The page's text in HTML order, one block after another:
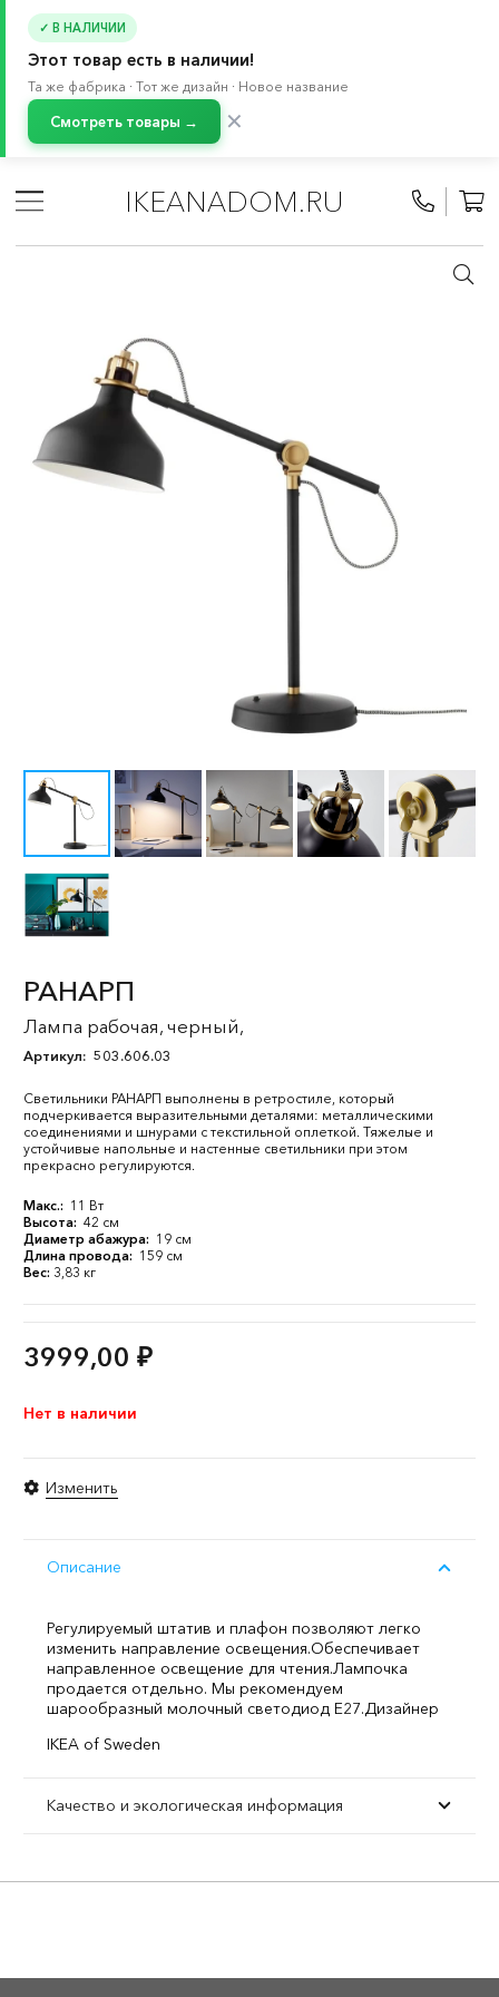
✓ В НАЛИЧИИ
Этот товар есть в наличии!
Та же фабрика · Тот же дизайн · Новое название
Смотреть товары → ✕
IKEANADOM.RU
/
Настольные лампы
РАНАРП
Лампа рабочая, черный,
Артикул: 503.606.03
Светильники РАНАРП выполнены в ретростиле, который
подчеркивается выразительными деталями: металлическими
соединениями и шнурами с текстильной оплеткой. Тяжелые и
устойчивые напольные и настенные светильники при этом
прекрасно регулируются.
Макс.: 11 Вт
Высота: 42 см
Диаметр абажура: 19 см
Длина провода: 159 см
Вес: 3,83 кг
3999,00 ₽
Нет в наличии
Изменить
Описание
Регулируемый штатив и плафон позволяют легко
изменить направление освещения.Обеспечивает
направленное освещение для чтения.Лампочка
продается отдельно. Мы рекомендуем
шарообразный молочный светодиод E27.Дизайнер
IKEA of Sweden
Качество и экологическая информация